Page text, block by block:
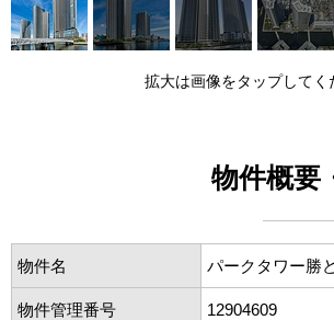
拡大は画像をタップしてく
物件概要
物件名 パークタワー勝
物件管理番号 12904609